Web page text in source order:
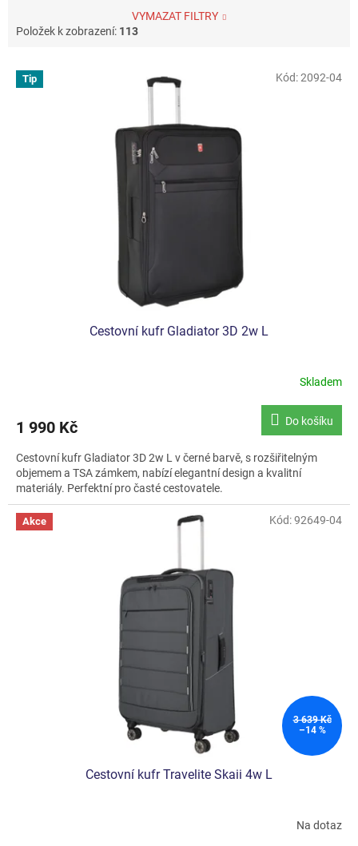
VYMAZAT FILTRY
Položek k zobrazení: 113
V Tip
Cestovní kufr Gladiator 3D 2w L
Skladem
1 990 Kč Do košíku
Cestovní kufr Gladiator 3D 2w L v černé barvě, s rozšiřitelným
objemem a TSA zámkem, nabízí elegantní design a kvalitní
materiály. Perfektní pro časté cestovatele.
Kód:2092-04
Akce
3 639 Kč
–14 %
Cestovní kufr Travelite Skaii 4w L
Na dotaz
Kód:92649-04